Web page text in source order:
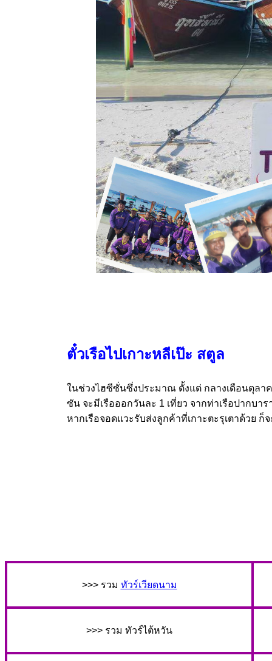
ตั๋วเรือไปเกาะหลีเป๊ะ สตูล
ในช่วงไฮซีซั่นซึ่งประมาณ ตั้งแต่ กลางเดือนตุลา
ซัน จะมีเรือออกวันละ 1 เที่ยว จากท่าเรือปากบ
หากเรือจอดแวะรับส่งลูกค้าที่เกาะตะรุเตาด้วย
>>> รวม ทัวร์เวียดนาม
>>> รวม ทัวร์ไต้หวัน